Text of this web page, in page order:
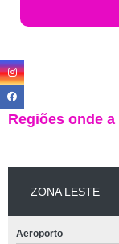
Regiões onde a
ZONA LESTE
Aeroporto